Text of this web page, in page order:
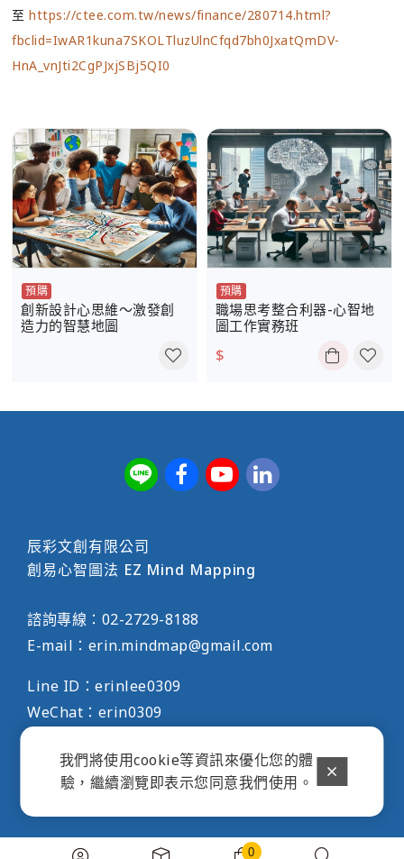
至https://ctee.com.tw/news/finance/280714.html?
fbclid=IwAR1kuna7SKOLTluzUlnCfqd7bh0JxatQmDV-
HnA_vnJti2CgPJxjSBj5QI0
預購
創新設計心思維〜激發創
造力的智慧地圖
預購
職場思考整合利器-心智地
圖工作實務班
$
辰彩文創有限公司
創易心智圖法 EZ Mind Mapping
諮詢專線： 02-2729-8188
E-mail： erin.mindmap@gmail.com
Line ID：erinlee0309
WeChat：erin0309
COPYRIGHT © 2025 辰彩文創有限公司 ALL RIGHTS
0
我們將使用cookie等資訊來優化您的體
驗，繼續瀏覽即表示您同意我們使用。